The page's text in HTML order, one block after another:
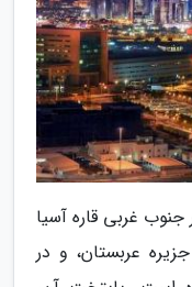
غربی قاره آسیا
عربستان، و در